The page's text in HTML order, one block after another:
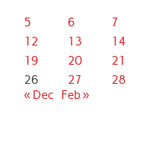
5
6 7
12
13 14
19
20 21
26
27 28
« Dec
Feb »